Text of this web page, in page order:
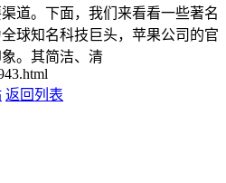
道。下面，我们来看看一些著名
球知名科技巨头，苹果公司的官
。其简洁、清
返回列表